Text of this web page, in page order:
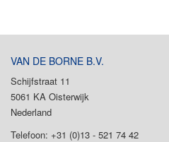
VAN DE BORNE B.V.
Schijfstraat 11
5061 KA Oisterwijk
Nederland
Telefoon: +31 (0)13 - 521 74 42